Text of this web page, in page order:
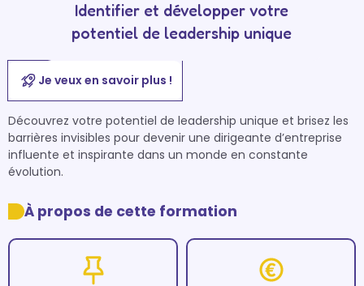
Identifier et développer votre
potentiel de leadership unique
Je veux en savoir plus !
Découvrez votre potentiel de leadership unique et brisez les
barrières invisibles pour devenir une dirigeante d’entreprise
influente et inspirante dans un monde en constante
évolution.
À propos de cette formation